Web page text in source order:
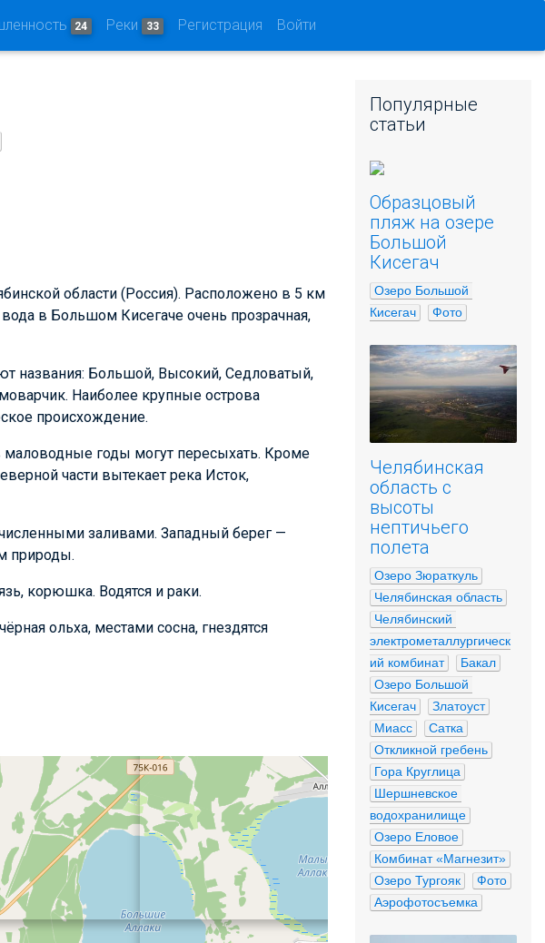
24 Реки 33 Регистрация Войти
области (Россия). Расположено в 5 км
в Большом Кисегаче очень прозрачная,
названия: Большой, Высокий, Седловатый,
Наиболее крупные острова
происхождение.
маловодные годы могут пересыхать. Кроме
части вытекает река Исток,
заливами. Западный берег —
природы.
корюшка. Водятся и раки.
ольха, местами сосна, гнездятся
Популярные
статьи
Образцовый
пляж на озере
Большой
Кисегач
Озеро Большой
Кисегач
Фото
Челябинская
область с
высоты
нептичьего
полета
Озеро Зюраткуль
Челябинская область
Челябинский
электрометаллургическ
ий комбинат
Бакал
Озеро Большой
Кисегач
Златоуст
Миасс
Сатка
Откликной гребень
Гора Круглица
Шершневское
водохранилище
Озеро Еловое
Комбинат «Магнезит»
Озеро Тургояк
Фото
Аэрофотосъемка